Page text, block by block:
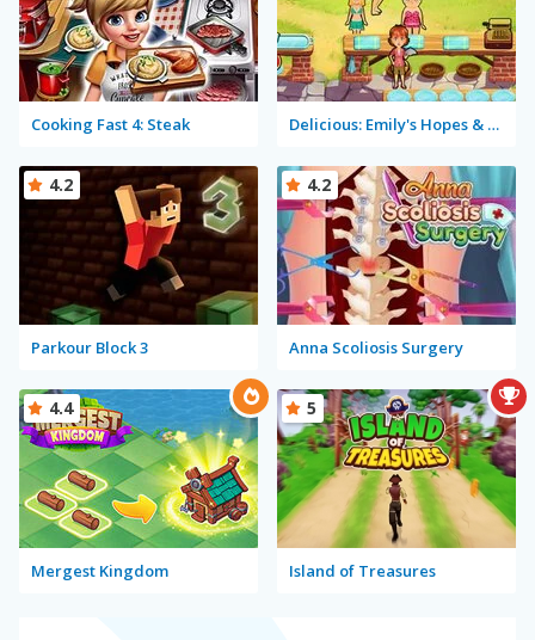
Cooking Fast 4: Steak Delicious: Emily's Hopes & Fears
Parkour Block 3
4.2
Anna Scoliosis Surgery
4.2
Mergest Kingdom
4.4
Island of Treasures
5